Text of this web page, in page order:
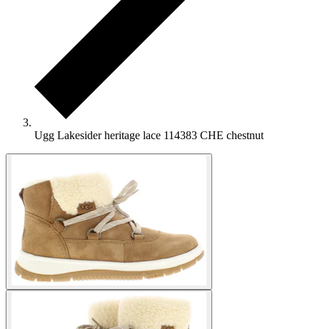
Ugg Lakesider heritage lace 114383 CHE chestnut